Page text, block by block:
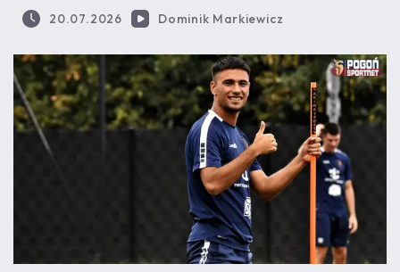
20.07.2026 Dominik Markiewicz